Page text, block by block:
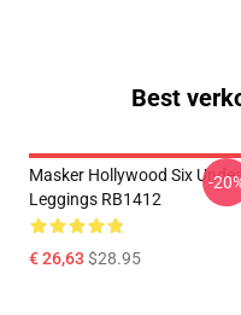
Best
Masker Hollywood Six
Leggings RB1412
€ 26,63 $28.95
-